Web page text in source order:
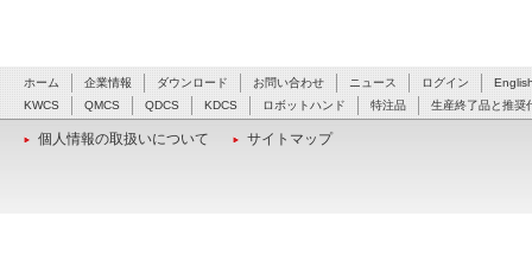
ホーム 企業情報 ダウンロード お問い合わせ ニュース ログイン
KWCS
QMCS QDCS KDCS ロボットハンド 特注品 生産終了品と推奨
個人情報の取扱いについて サイトマップ